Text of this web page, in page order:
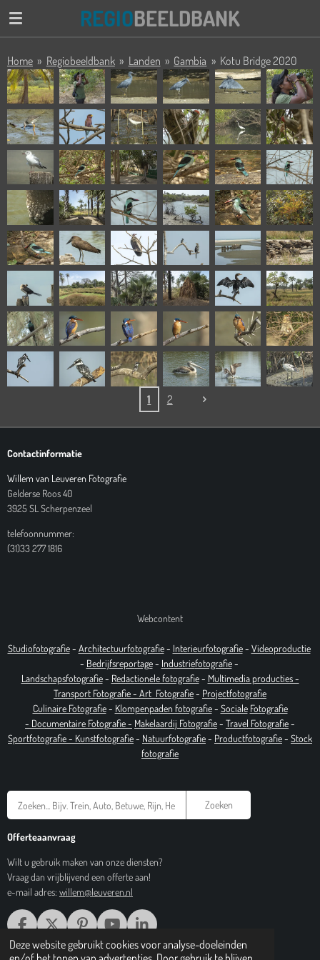
Deze website gebruikt cookies voor analyse-doeleinden
Ga
de
hoofdinhoud
REGIOBEELDBANK
Home » Regiobeeldbank » Landen » Gambia » Kotu Bridge 2020
1 2
Contactinformatie
Willem van Leuveren Fotografie
Gelderse Roos 40
3925 SL Scherpenzeel
telefoonnummer:
(31)33 277 1816
Webcontent
Studiofotografie- Architectuurfotografie- Interieurfotografie- Videoproductie
- Bedrijfsreportage- Industriefotografie-
Landschapsfotografie- Redactionele fotografie- Multimedia producties -
Transport Fotografie - Art Fotografie- Projectfotografie
Culinaire Fotografie- Klompenpaden fotografie- Sociale Fotografie
- Documentaire Fotografie- Makelaardij Fotografie- Travel Fotografie-
Sportfotografie - Kunstfotografie- Natuurfotografie- Productfotografie- Stock
fotografie
Zoeken
Offerteaanvraag
Wilt u gebruik maken van onze diensten?
Vraag dan vrijblijvend een offerte aan!
e-mail adres: willem@leuveren.nl
F
A
C
X
P
I
N
Y
O
U
L
I
N
© 2017 Regiobeeldbank.nl